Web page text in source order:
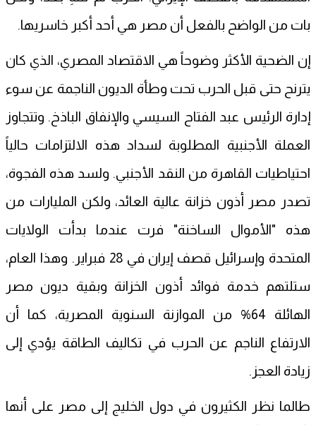
بات من الواضح بالفعل أن مصر هي أحد أكبر خاسريها.
إن الضحية الأكثر وضوحاً هي الاقتصاد المصري، الذي كان
يترنح حتى قبل الحرب تحت وطأة الديون الناجمة عن سوء
إدارة الرئيس عبد الفتاح السيسي والإنفاق الباذخ. وتتجاوز
العملة الأجنبية المطلوبة لسداد هذه الالتزامات حالياً
احتياطيات القاهرة من النقد الأجنبي. ولسد هذه الفجوة،
تصدر مصر أذون خزانة عالية العائد، ولكن المليارات من
هذه "الأموال الساخنة" فرت عندما بدأت الولايات
المتحدة وإسرائيل قصف إيران في 28 فبراير. وهذا العام،
ستلتهم خدمة فوائد أذون الخزانة وبقية ديون مصر
الهائلة 64% من الموازنة السنوية المصرية، كما أن
الارتفاع الناجم عن الحرب في تكاليف الطاقة يؤدي إلى
زيادة العجز.
طالما نظر الكثيرون في دول الخليج إلى مصر على أنها